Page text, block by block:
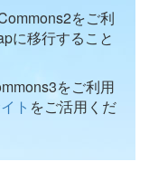
をご利
に移行すること
をご利用
ト をご活用くだ